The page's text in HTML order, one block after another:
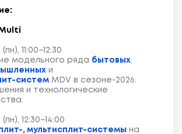
11:00–12:30
модельного ряда бытовых,
и
систем MDV в сезоне-2026.
и технологические
12:30–14:00
, мультисплит-системы на